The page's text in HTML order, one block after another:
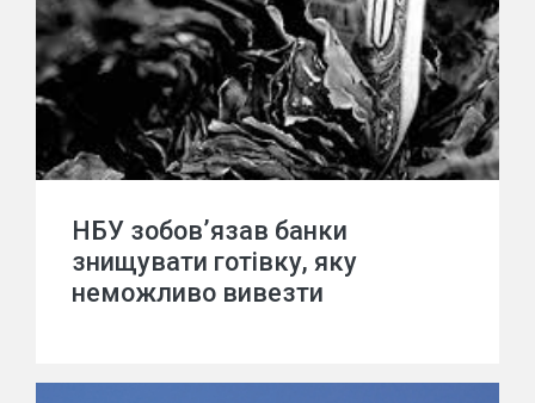
НБУ зобов’язав банки
знищувати готівку, яку
неможливо вивезти